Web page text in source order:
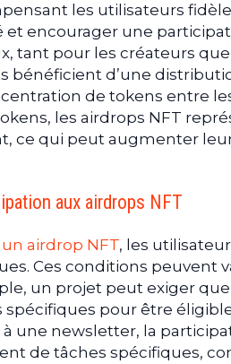
les utilisateurs
encourager une
tant pour les créateurs
bénéficient d’une
de tokens entre
les airdrops NFT
ce qui peut augmenter
aux airdrops NFT
airdrop NFT, les
Ces conditions peuvent
un projet peut exiger
pour être
à une newsletter, la
de tâches spécifiques,